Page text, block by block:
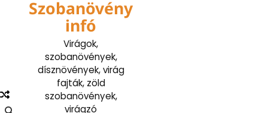
Szobanövény
infó
Virágok,
szobanövények,
dísznövények, virág
fajták, zöld
szobanövények,
virágzó